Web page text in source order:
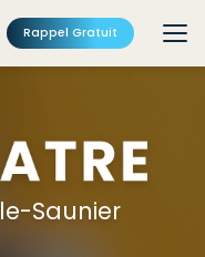
Rappel Gratuit
Saunier